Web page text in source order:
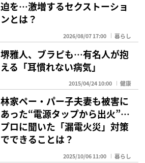
迫を…激増するセクストーショ
ンとは？
2026/08/07 17:00 暮らし
堺雅人、ブラピも…有名人が抱
える「耳慣れない病気」
2015/04/24 10:00 健康
林家ペー・パー子夫妻も被害に
あった“電源タップから出火”…
プロに聞いた「漏電火災」対策
でできることは？
2025/10/06 11:00 暮らし